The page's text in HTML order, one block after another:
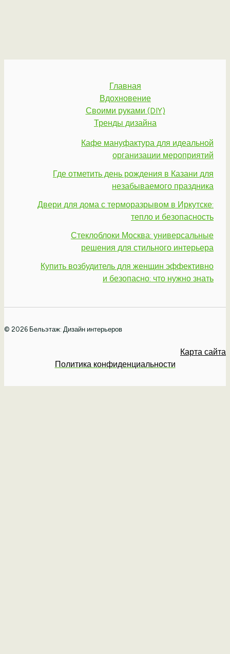
Главная
Вдохновение
Своими руками (DIY)
Тренды дизайна
Кафе мануфактура для идеальной
организации мероприятий
Где отметить день рождения в Казани для
незабываемого праздника
Двери для дома с терморазрывом в Иркутске:
тепло и безопасность
Стеклоблоки Москва: универсальные
решения для стильного интерьера
Купить возбудитель для женщин эффективно
и безопасно: что нужно знать
© 2026 Бельэтаж: Дизайн интерьеров
Карта сайта
Политика конфиденциальности